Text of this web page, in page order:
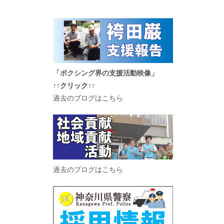
「ボクシング界の支援活動映像」
↑↑クリック↑↑
過去のブログはこちら
過去のブログはこちら